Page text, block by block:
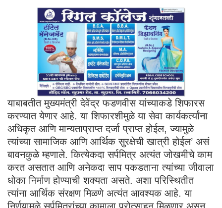
याबाबतीत मुख्यमंत्री देवेंद्र फडणवीस यांच्याकडे शिफारस
करण्यात येणार आहे. या शिफारशीमुळे या सेवा कार्यकर्त्यांना
अधिकृत आणि मान्यताप्राप्त दर्जा प्राप्त होईल, ज्यामुळे
त्यांच्या सामाजिक आणि आर्थिक सुरक्षेची खात्री होईल’ असं
बावनकुळे म्हणाले. कित्येकदा सर्पमित्र अत्यंत जोखमीचे काम
करत असतात आणि अनेकदा साप पकडताना त्यांच्या जीवाला
धोका निर्माण होण्याची शक्यता असते. अशा परिस्थितीत
त्यांना आर्थिक संरक्षण मिळणे अत्यंत आवश्यक आहे. या